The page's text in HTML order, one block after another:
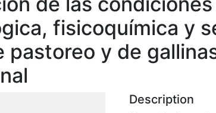
fisicoquímica y
pastoreo y de
Description